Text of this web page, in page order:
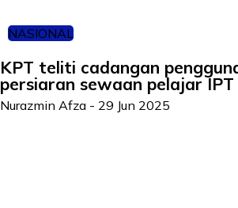
NASIONAL
KPT teliti cadangan
persiaran sewaan pelajar IPT
Nurazmin Afza - 29 Jun 2025